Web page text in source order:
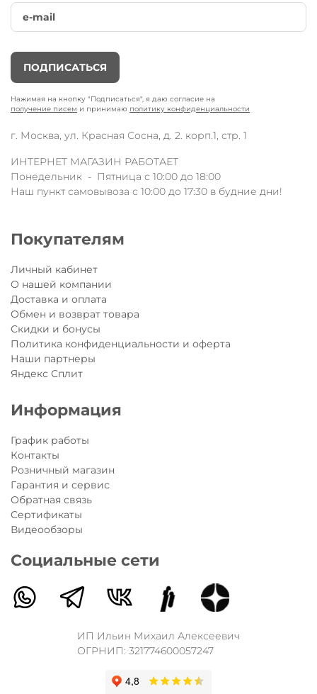
ПОДПИСАТЬСЯ
Нажимая на кнопку "Подписаться", я даю согласие на
получение писем и принимаю политику конфиденциальности
г. Москва, ул. Красная Сосна, д. 2. корп.1, стр. 1
ИНТЕРНЕТ МАГАЗИН РАБОТАЕТ
Понедельник - Пятница с 10:00 до 18:00
Наш пункт самовывоза с 10:00 до 17:30 в будние дни!
Покупателям
Личный кабинет
О нашей компании
Доставка и оплата
Обмен и возврат товара
Скидки и бонусы
Политика конфиденциальности и оферта
Наши партнеры
Яндекс Сплит
Информация
График работы
Контакты
Розничный магазин
Гарантия и сервис
Обратная связь
Сертификаты
Видеообзоры
Социальные сети
ИП Ильин Михаил Алексеевич
ОГРНИП: 321774600057247